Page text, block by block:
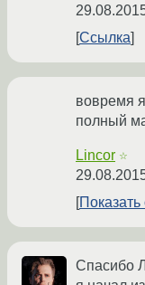
Ссылка
вовремя
полный
Lincor ☆
Показать
Спасибо